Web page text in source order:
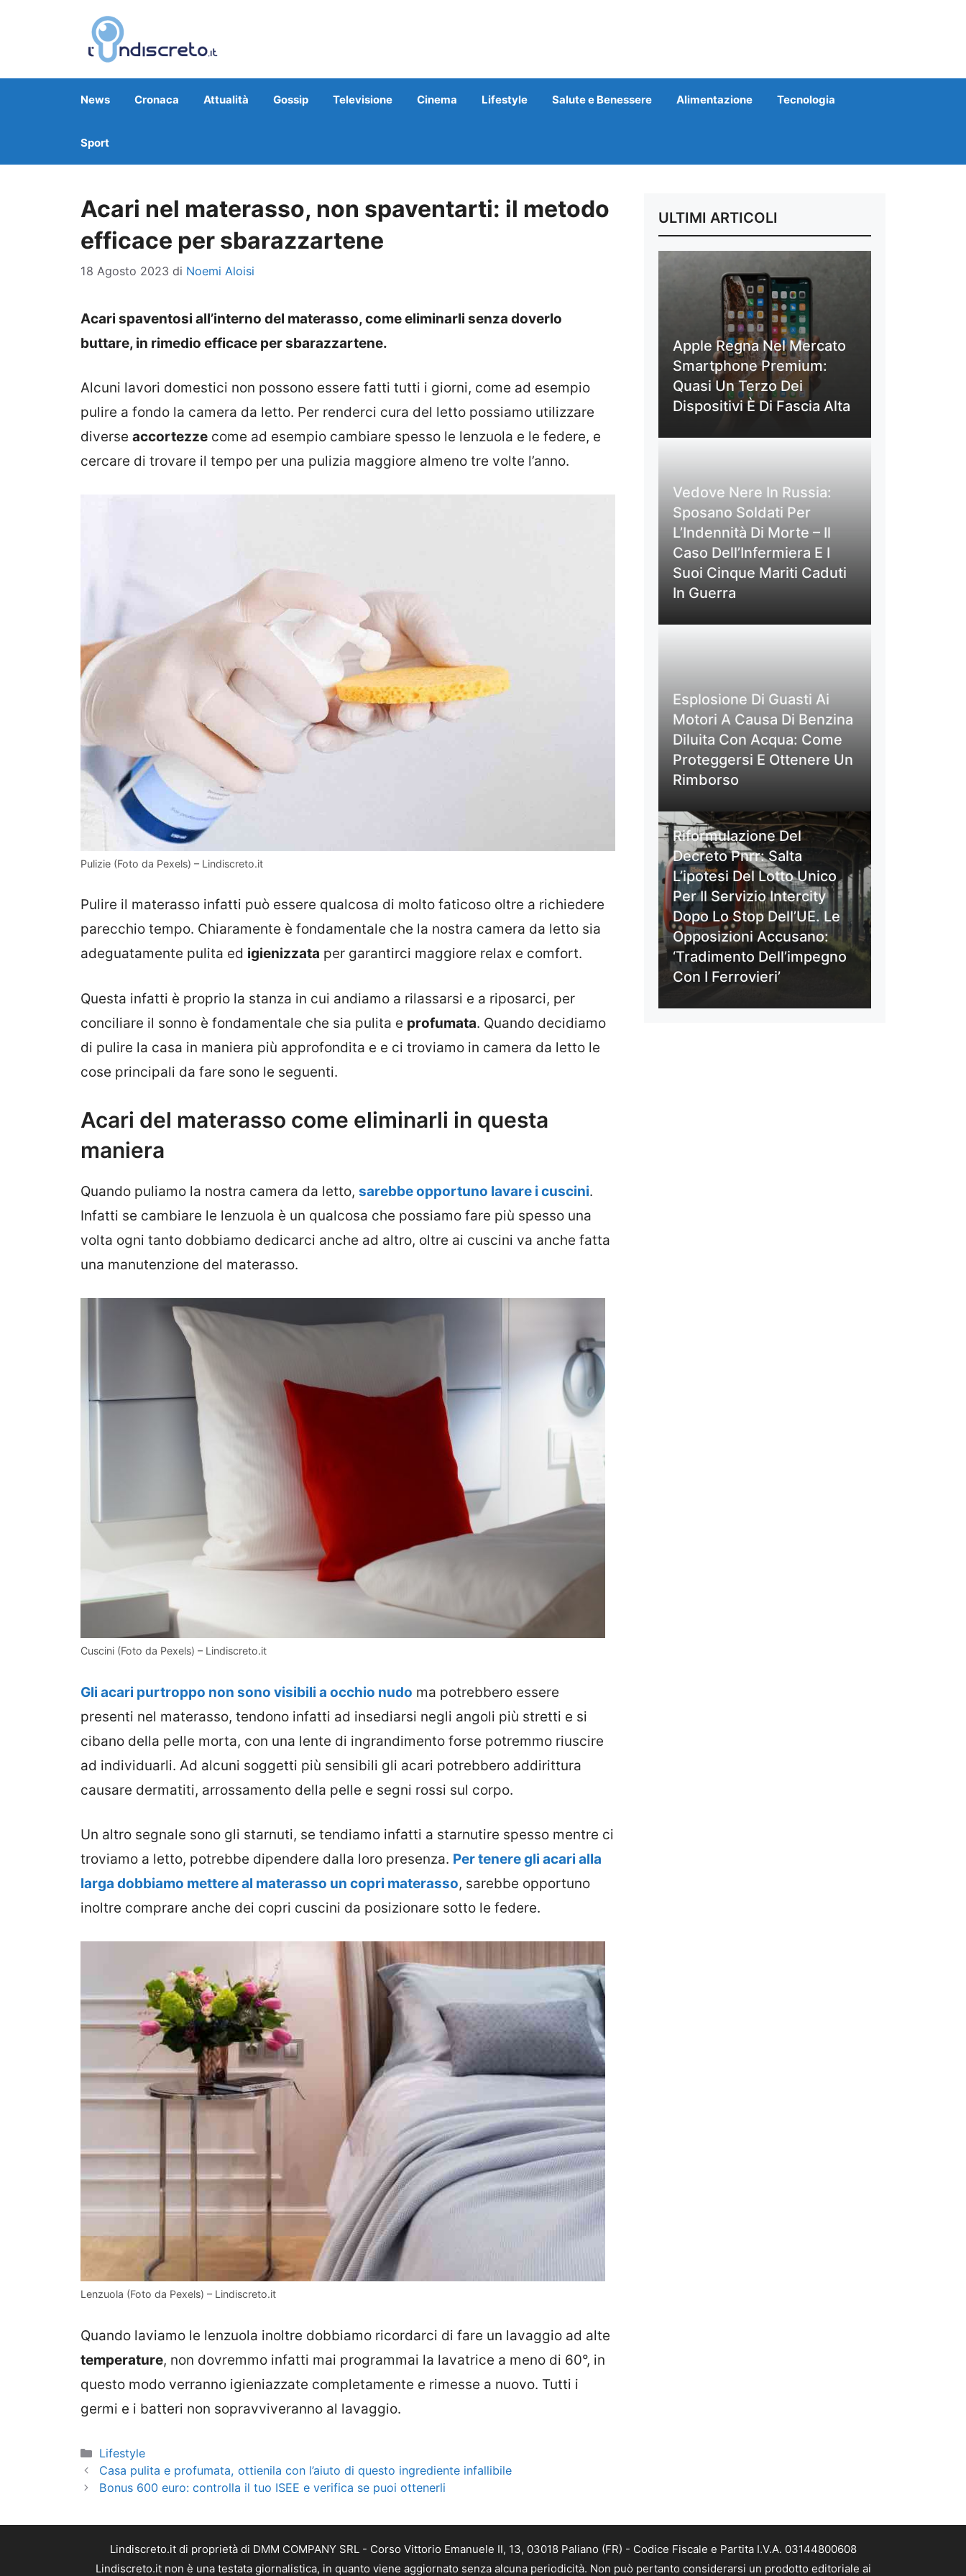
News Cronaca Attualità Gossip Televisione Cinema Lifestyle Salute e Benessere Alimentazione Tecnologia
Sport
Acari nel materasso, non spaventarti: il metodo
efficace per sbarazzartene
18 Agosto 2023 di Noemi Aloisi
Acari spaventosi all’interno del materasso, come eliminarli senza doverlo
buttare, in rimedio efficace per sbarazzartene.
Alcuni lavori domestici non possono essere fatti tutti i giorni, come ad esempio
pulire a fondo la camera da letto. Per renderci cura del letto possiamo utilizzare
diverse accortezze come ad esempio cambiare spesso le lenzuola e le federe, e
cercare di trovare il tempo per una pulizia maggiore almeno tre volte l’anno.
Pulizie (Foto da Pexels) – Lindiscreto.it
Pulire il materasso infatti può essere qualcosa di molto faticoso oltre a richiedere
parecchio tempo. Chiaramente è fondamentale che la nostra camera da letto sia
adeguatamente pulita ed igienizzata per garantirci maggiore relax e comfort.
Questa infatti è proprio la stanza in cui andiamo a rilassarsi e a riposarci, per
conciliare il sonno è fondamentale che sia pulita e profumata. Quando decidiamo
di pulire la casa in maniera più approfondita e e ci troviamo in camera da letto le
cose principali da fare sono le seguenti.
Acari del materasso come eliminarli in questa
maniera
Quando puliamo la nostra camera da letto, sarebbe opportuno lavare i cuscini.
Infatti se cambiare le lenzuola è un qualcosa che possiamo fare più spesso una
volta ogni tanto dobbiamo dedicarci anche ad altro, oltre ai cuscini va anche fatta
una manutenzione del materasso.
Cuscini (Foto da Pexels) – Lindiscreto.it
Gli acari purtroppo non sono visibili a occhio nudo ma potrebbero essere
presenti nel materasso, tendono infatti ad insediarsi negli angoli più stretti e si
cibano della pelle morta, con una lente di ingrandimento forse potremmo riuscire
ad individuarli. Ad alcuni soggetti più sensibili gli acari potrebbero addirittura
causare dermatiti, arrossamento della pelle e segni rossi sul corpo.
Un altro segnale sono gli starnuti, se tendiamo infatti a starnutire spesso mentre ci
troviamo a letto, potrebbe dipendere dalla loro presenza. Per tenere gli acari alla
larga dobbiamo mettere al materasso un copri materasso, sarebbe opportuno
inoltre comprare anche dei copri cuscini da posizionare sotto le federe.
Lenzuola (Foto da Pexels) – Lindiscreto.it
Quando laviamo le lenzuola inoltre dobbiamo ricordarci di fare un lavaggio ad alte
temperature, non dovremmo infatti mai programmai la lavatrice a meno di 60°, in
questo modo verranno igieniazzate completamente e rimesse a nuovo. Tutti i
germi e i batteri non sopravviveranno al lavaggio.
Categorie
Lifestyle
Casa pulita e profumata, ottienila con l’aiuto di questo ingrediente infallibile
Bonus 600 euro: controlla il tuo ISEE e verifica se puoi ottenerli
ULTIMI ARTICOLI
Apple Regna Nel Mercato
Smartphone Premium:
Quasi Un Terzo Dei
Dispositivi È Di Fascia Alta
Vedove Nere In Russia:
Sposano Soldati Per
L’Indennità Di Morte – Il
Caso Dell’Infermiera E I
Suoi Cinque Mariti Caduti
In Guerra
Esplosione Di Guasti Ai
Motori A Causa Di Benzina
Diluita Con Acqua: Come
Proteggersi E Ottenere Un
Rimborso
Riformulazione Del
Decreto Pnrr: Salta
L’ipotesi Del Lotto Unico
Per Il Servizio Intercity
Dopo Lo Stop Dell’UE. Le
Opposizioni Accusano:
‘Tradimento Dell’impegno
Con I Ferrovieri’
Lindiscreto.it di proprietà di DMM COMPANY SRL - Corso Vittorio Emanuele II, 13, 03018 Paliano (FR) - Codice Fiscale e Partita I.V.A. 03144800608
Lindiscreto.it non è una testata giornalistica, in quanto viene aggiornato senza alcuna periodicità. Non può pertanto considerarsi un prodotto editoriale ai